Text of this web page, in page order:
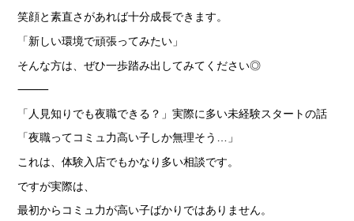
笑顔と素直さがあれば十分成長できます。
「新しい環境で頑張ってみたい」
そんな方は、ぜひ一歩踏み出してみてください◎
⸻
「人見知りでも夜職できる？」実際に多い未経験スタートの話
「夜職ってコミュ力高い子しか無理そう…」
これは、体験入店でもかなり多い相談です。
ですが実際は、
最初からコミュ力が高い子ばかりではありません。